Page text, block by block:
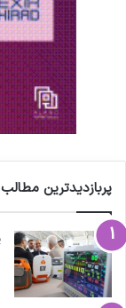
پربازدیدترین مطالب